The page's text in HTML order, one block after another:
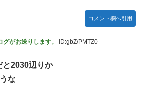
コメント欄へ引用
がお送りします。 ID:gbZ/PMTZ0
と2030辺りか
な